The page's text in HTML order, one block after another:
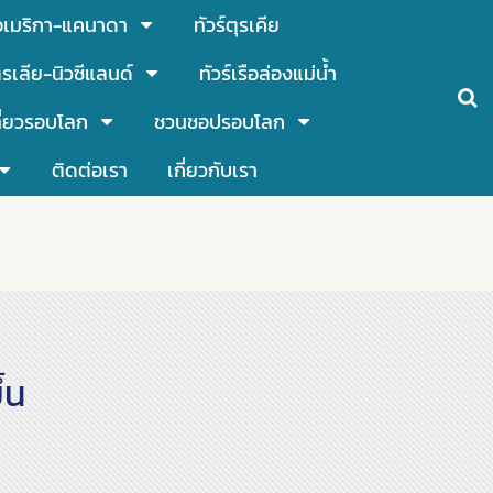
มริกา-แคนาดา
ทัวร์ตุรเคีย
เลีย-นิวซีแลนด์
ทัวร์เรือล่องแม่น้ำ
วรอบโลก
ชวนชอปรอบโลก
ติดต่อเรา
เกี่ยวกับเรา